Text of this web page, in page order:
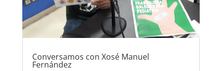
Conversamos con Xosé Manuel
Fernández